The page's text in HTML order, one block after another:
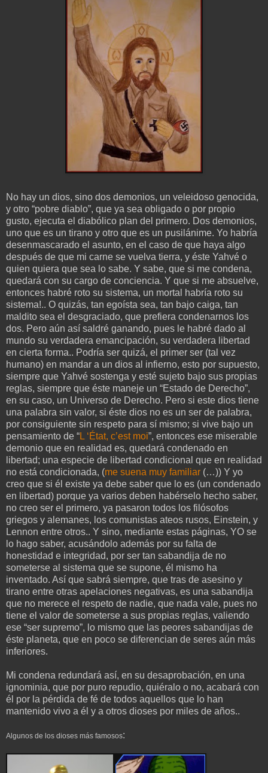
No hay un dios, sino dos demonios, un veleidoso genocida,
y otro “pobre diablo”, que ya sea obligado o por propio
gusto, ejecuta el diabólico plan del primero. Dos demonios,
uno que es un tirano y otro que es un pusilánime. Yo habría
desenmascarado el asunto, en el caso de que haya algo
después de que mi carne se vuelva tierra, y éste Yahvé o
quien quiera que sea lo sabe. Y sabe, que si me condena,
quedará con su cargo de conciencia. Y que si me absuelve,
entonces habré roto su sistema, un mortal habría roto su
sistema!.. O quizás, tan egoísta sea, tan bajo caiga, tan
maldito sea el desgraciado, que prefiera condenarnos los
dos. Pero aún así saldré ganando, pues le habré dado al
mundo su verdadera emancipación, su verdadera libertad
en cierta forma.. Podría ser quizá, el primer ser (tal vez
humano) en mandar a un dios al infierno, esto por supuesto,
siempre que Yahvé sostenga y esté sujeto bajo sus propias
reglas, siempre que éste maneje un “Estado de Derecho”,
en su caso, un Universo de Derecho. Pero si este dios tiene
una palabra sin valor, si éste dios no es un ser de palabra,
por consiguiente sin respeto para sí mismo; si vive bajo un
pensamiento de “L ‘État, c’est moi”, entonces ese miserable
demonio que en realidad es, quedará condenado en
libertad; una especie de libertad condicional que en realidad
no está condicionada, (me suena muy familiar (…)) Y yo
creo que si él existe ya debe saber que lo es (un condenado
en libertad) porque ya varios deben habérselo hecho saber,
no creo ser el primero, ya pasaron todos los filósofos
griegos y alemanes, los comunistas ateos rusos, Einstein, y
Lennon entre otros.. Y sino, mediante estas páginas, YO se
lo hago saber, acusándolo además por su falta de
honestidad e integridad, por ser tan sabandija de no
someterse al sistema que se supone, él mismo ha
inventado. Así que sabrá siempre, que tras de asesino y
tirano entre otras apelaciones negativas, es una sabandija
que no merece el respeto de nadie, que nada vale, pues no
tiene el valor de someterse a sus propias reglas, valiendo
ese “ser supremo”, lo mismo que las peores sabandijas de
éste planeta, que en poco se diferencian de seres aún más
inferiores.
Mi condena redundará así, en su desaprobación, en una
ignominia, que por puro repudio, quiéralo o no, acabará con
él por la pérdida de fé de todos aquellos que lo han
mantenido vivo a él y a otros dioses por miles de años..
Algunos de los dioses más famosos: